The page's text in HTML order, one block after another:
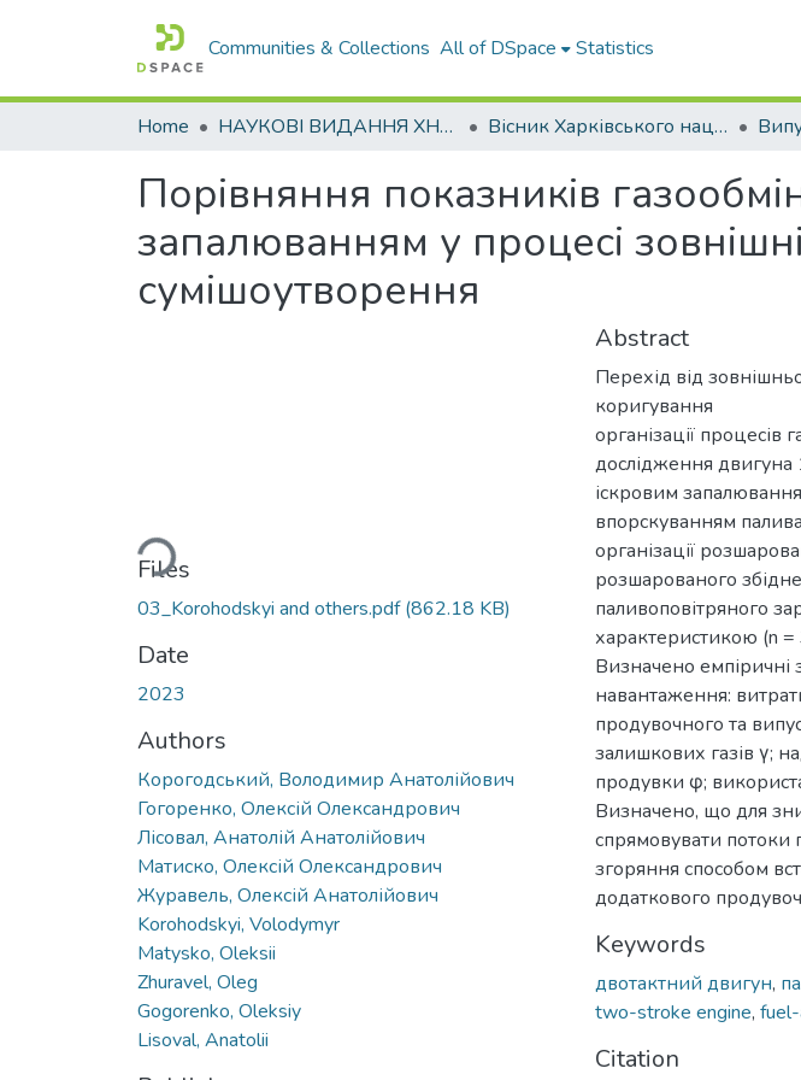
Communities & Collections All of DSpace Statistics
Home НАУКОВІ ВИДАННЯ ХНАДУ Вісник Харківського національного автомобільно-дорожнього університету / Вестник Харьковского национального автомобильно-дорожного университета
Порівняння показників
запалюванням у процесі
сумішоутворення
Loading...
Files
03_Korohodskyi and others.pdf(862.18 KB)
Date
2023
Authors
Корогодський, Володимир Анатолійович
Гогоренко, Олексій Олександрович
Лісовал, Анатолій Анатолійович
Матиско, Олексій Олександрович
Журавель, Олексій Анатолійович
Korohodskyi, Volodymyr
Matysko, Oleksii
Zhuravel, Oleg
Gogorenko, Oleksiy
Lisoval, Anatolii
Abstract
Перехід від
коригування
організації
дослідження
іскровим
впорскуванням
організації
розшарованого
паливоповітряного
характеристикою (n
Визначено емпіричні
навантаження:
продувочного та
залишкових газів γ;
продувки φ;
Визначено, що для
спрямовувати потоки
згоряння способом
додаткового
Keywords
двотактний двигун,
two-stroke engine, fuel-
Citation